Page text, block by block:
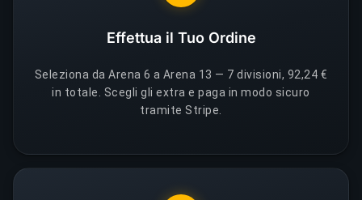
Effettua il Tuo Ordine
Seleziona da Arena 6 a Arena 13 — 7 divisioni, 92,24 €
in totale. Scegli gli extra e paga in modo sicuro
tramite Stripe.